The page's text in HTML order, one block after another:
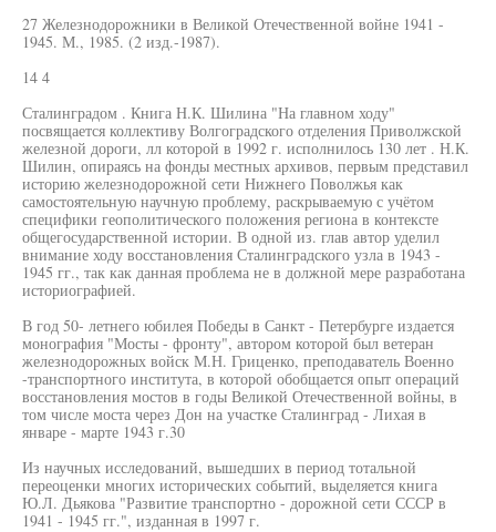
27 Железнодорожники в Великой Отечественной войне 1941 -
1945. М., 1985. (2 изд.-1987).
14 4
Сталинградом . Книга Н.К. Шилина "На главном ходу"
посвящается коллективу Волгоградского отделения Приволжской
железной дороги, лл которой в 1992 г. исполнилось 130 лет . Н.К.
Шилин, опираясь на фонды местных архивов, первым представил
историю железнодорожной сети Нижнего Поволжья как
самостоятельную научную проблему, раскрываемую с учётом
специфики геополитического положения региона в контексте
общегосударственной истории. В одной из. глав автор уделил
внимание ходу восстановления Сталинградского узла в 1943 -
1945 гг., так как данная проблема не в должной мере разработана
историографией.
В год 50- летнего юбилея Победы в Санкт - Петербурге издается
монография "Мосты - фронту", автором которой был ветеран
железнодорожных войск М.Н. Гриценко, преподаватель Военно
-транспортного института, в которой обобщается опыт операций
восстановления мостов в годы Великой Отечественной войны, в
том числе моста через Дон на участке Сталинград - Лихая в
январе - марте 1943 г.30
Из научных исследований, вышедших в период тотальной
переоценки многих исторических событий, выделяется книга
Ю.Л. Дьякова "Развитие транспортно - дорожной сети СССР в
1941 - 1945 гг.", изданная в 1997 г.